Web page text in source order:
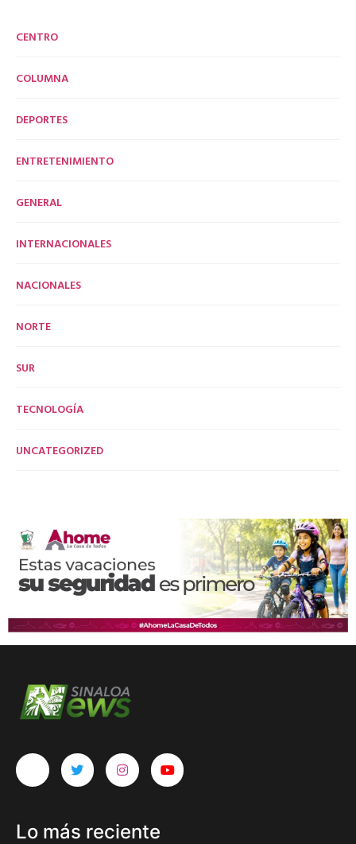
CENTRO
COLUMNA
DEPORTES
ENTRETENIMIENTO
GENERAL
INTERNACIONALES
NACIONALES
NORTE
SUR
TECNOLOGÍA
UNCATEGORIZED
Lo más reciente